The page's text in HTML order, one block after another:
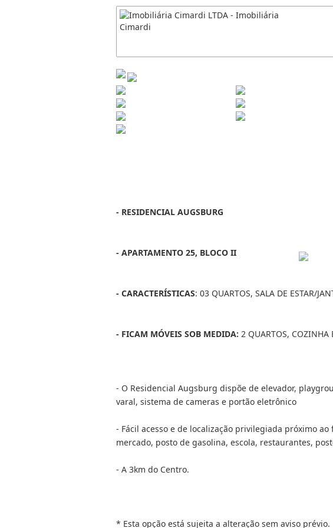
- RESIDENCIAL AUGSBURG
- APARTAMENTO 25, BLOCO II
- CARACTERÍSTICAS: 03 QUARTOS, SALA DE ESTAR/
- FICAM MÓVEIS SOB MEDIDA: 2 QUARTOS, COZINHA
- O Residencial Augsburg dispõe de elevador,
varal, sistema de cameras e portão eletrônico
- Fácil acesso e de localização privilegiada próximo
mercado, posto de gasolina, escola, restaurantes,
- A 3km do Centro.
* Esta opção está sujeita a alteração sem aviso prévio.